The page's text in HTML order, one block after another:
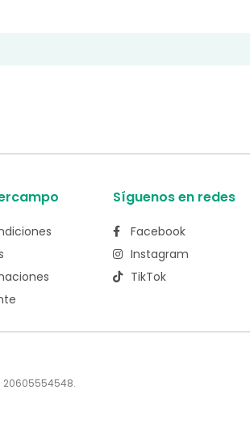
Síguenos en redes
Facebook
Instagram
TikTok
20605554548.